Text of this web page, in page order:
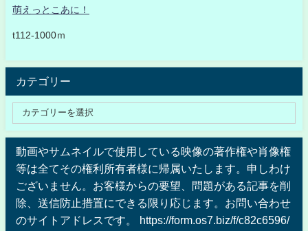
萌えっとこあに！
t112-1000ｍ
カテゴリー
動画やサムネイルで使用している映像の著作権や肖像権
等は全てその権利所有者様に帰属いたします。申しわけ
ございません。お客様からの要望、問題がある記事を削
除、送信防止措置にできる限り応じます。お問い合わせ
のサイトアドレスです。 https://form.os7.biz/f/c82c6596/